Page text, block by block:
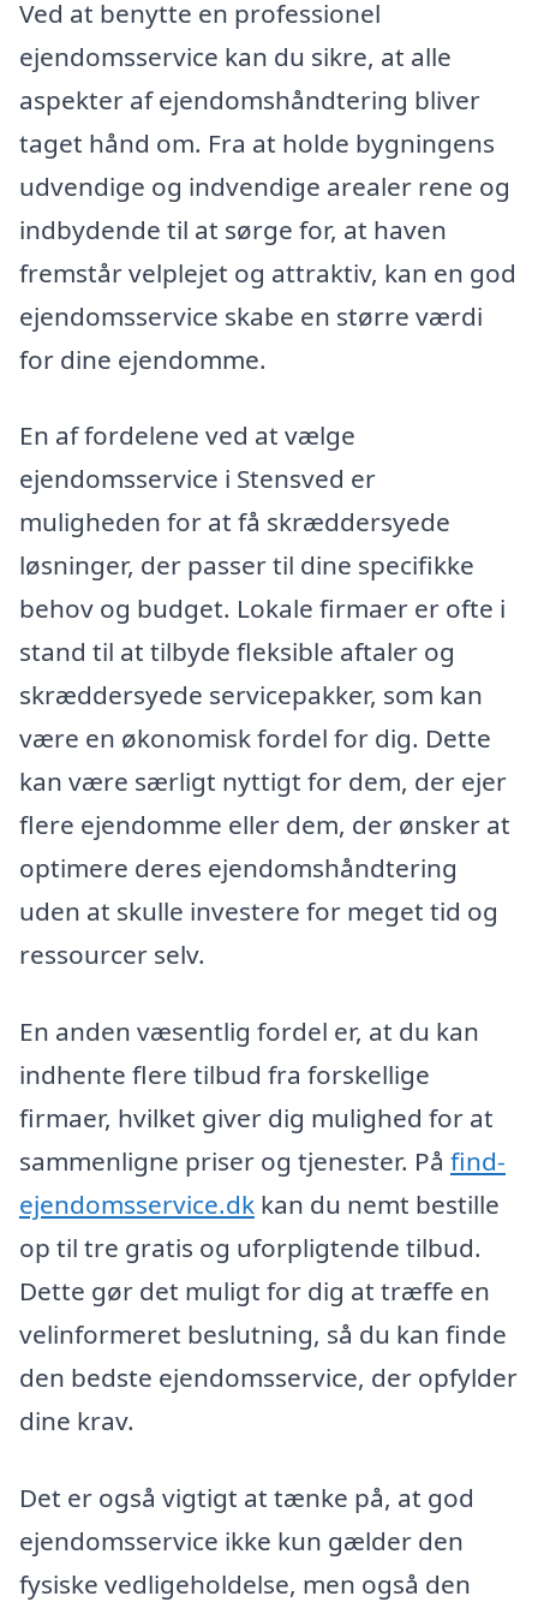
Ved at benytte en professionel
ejendomsservice kan du sikre, at alle
aspekter af ejendomshåndtering bliver
taget hånd om. Fra at holde bygningens
udvendige og indvendige arealer rene og
indbydende til at sørge for, at haven
fremstår velplejet og attraktiv, kan en god
ejendomsservice skabe en større værdi
for dine ejendomme.
En af fordelene ved at vælge
ejendomsservice i Stensved er
muligheden for at få skræddersyede
løsninger, der passer til dine specifikke
behov og budget. Lokale firmaer er ofte i
stand til at tilbyde fleksible aftaler og
skræddersyede servicepakker, som kan
være en økonomisk fordel for dig. Dette
kan være særligt nyttigt for dem, der ejer
flere ejendomme eller dem, der ønsker at
optimere deres ejendomshåndtering
uden at skulle investere for meget tid og
ressourcer selv.
En anden væsentlig fordel er, at du kan
indhente flere tilbud fra forskellige
firmaer, hvilket giver dig mulighed for at
sammenligne priser og tjenester. På find-
ejendomsservice.dk kan du nemt bestille
op til tre gratis og uforpligtende tilbud.
Dette gør det muligt for dig at træffe en
velinformeret beslutning, så du kan finde
den bedste ejendomsservice, der opfylder
dine krav.
Det er også vigtigt at tænke på, at god
ejendomsservice ikke kun gælder den
fysiske vedligeholdelse, men også den